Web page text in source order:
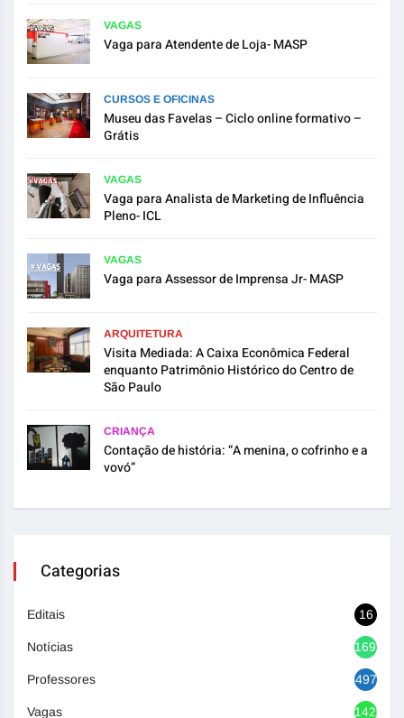
VAGAS
Vaga para Atendente de Loja- MASP
CURSOS E OFICINAS
Museu das Favelas – Ciclo online formativo –
Grátis
VAGAS
Vaga para Analista de Marketing de Influência
Pleno- ICL
VAGAS
Vaga para Assessor de Imprensa Jr- MASP
ARQUITETURA
Visita Mediada: A Caixa Econômica Federal
enquanto Patrimônio Histórico do Centro de
São Paulo
CRIANÇA
Contação de história: “A menina, o cofrinho e a
vovó”
Categorias
Editais 16
Notícias 1692
Professores 497
Vagas 1420